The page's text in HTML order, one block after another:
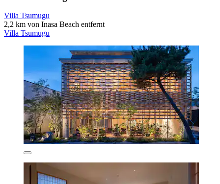
Villa Tsumugu
2,2 km von Inasa Beach entfernt
Villa Tsumugu